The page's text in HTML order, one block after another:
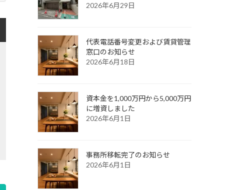
2026年6月29日
代表電話番号変更および賃貸管理
窓口のお知らせ
2026年6月18日
資本金を1,000万円から5,000万円
に増資しました
2026年6月1日
事務所移転完了のお知らせ
2026年6月1日